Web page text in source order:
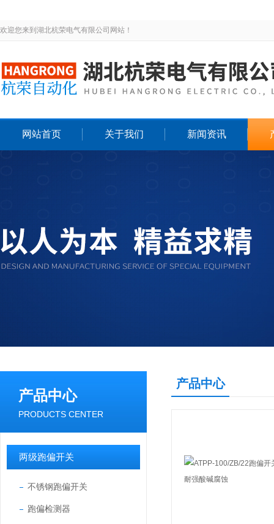
欢迎您来到湖北杭荣电气有限公司网站！
网站首页 关于我们 新闻资讯
产品中心
PRODUCTS CENTER
两级跑偏开关
不锈钢跑偏开关
跑偏检测器
产品中心